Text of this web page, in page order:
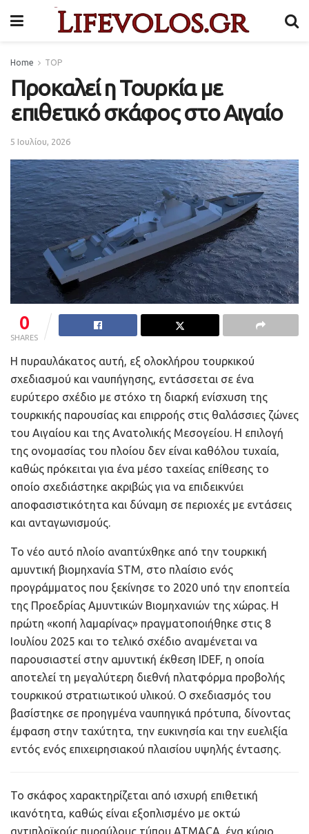
Home TOP
Προκαλεί η Τουρκία με
επιθετικό σκάφος στο Αιγαίο
5 Ιουλίου, 2026
0
SHARES
Η πυραυλάκατος αυτή, εξ ολοκλήρου τουρκικού
σχεδιασμού και ναυπήγησης, εντάσσεται σε ένα
ευρύτερο σχέδιο με στόχο τη διαρκή ενίσχυση της
τουρκικής παρουσίας και επιρροής στις θαλάσσιες ζώνες
του Αιγαίου και της Ανατολικής Μεσογείου. Η επιλογή
της ονομασίας του πλοίου δεν είναι καθόλου τυχαία,
καθώς πρόκειται για ένα μέσο ταχείας επίθεσης το
οποίο σχεδιάστηκε ακριβώς για να επιδεικνύει
αποφασιστικότητα και δύναμη σε περιοχές με εντάσεις
και ανταγωνισμούς.
Το νέο αυτό πλοίο αναπτύχθηκε από την τουρκική
αμυντική βιομηχανία STM, στο πλαίσιο ενός
προγράμματος που ξεκίνησε το 2020 υπό την εποπτεία
της Προεδρίας Αμυντικών Βιομηχανιών της χώρας. Η
πρώτη «κοπή λαμαρίνας» πραγματοποιήθηκε στις 8
Ιουλίου 2025 και το τελικό σχέδιο αναμένεται να
παρουσιαστεί στην αμυντική έκθεση IDEF, η οποία
αποτελεί τη μεγαλύτερη διεθνή πλατφόρμα προβολής
τουρκικού στρατιωτικού υλικού. Ο σχεδιασμός του
βασίστηκε σε προηγμένα ναυπηγικά πρότυπα, δίνοντας
έμφαση στην ταχύτητα, την ευκινησία και την ευελιξία
εντός ενός επιχειρησιακού πλαισίου υψηλής έντασης.
Το σκάφος χαρακτηρίζεται από ισχυρή επιθετική
ικανότητα, καθώς είναι εξοπλισμένο με οκτώ
αντιπλοϊκούς πυραύλους τύπου ATMACA, ένα κύριο